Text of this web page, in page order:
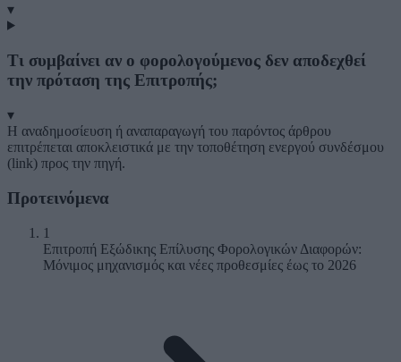
▾
Τι συμβαίνει αν ο φορολογούμενος δεν αποδεχθεί
την πρόταση της Επιτροπής;
▾
Η αναδημοσίευση ή αναπαραγωγή του παρόντος άρθρου
επιτρέπεται αποκλειστικά με την τοποθέτηση ενεργού συνδέσμου
(link) προς την πηγή.
Προτεινόμενα
1
Επιτροπή Εξώδικης Επίλυσης Φορολογικών Διαφορών:
Μόνιμος μηχανισμός και νέες προθεσμίες έως το 2026